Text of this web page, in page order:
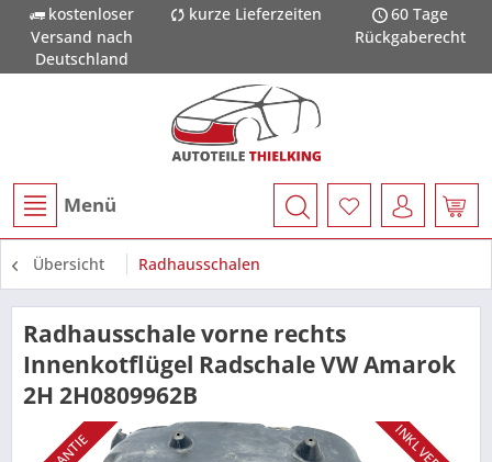
kostenloser
Versand nach
Deutschland
kurze Lieferzeiten
60 Tage
Rückgaberecht
Menü
Übersicht Radhausschalen
Radhausschale vorne rechts
Innenkotflügel Radschale VW Amarok
2H 2H0809962B